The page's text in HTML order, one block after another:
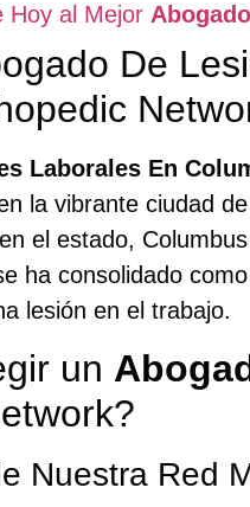
Hoy al Mejor
De
Laborales En
la vibrante ciudad
el estado,
ha consolidado
lesión en el trabajo.
un
Nuestra Red